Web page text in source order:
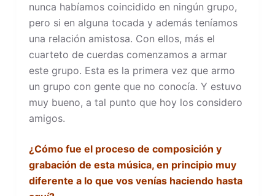
nunca habíamos coincidido en ningún grupo,
pero si en alguna tocada y además teníamos
una relación amistosa. Con ellos, más el
cuarteto de cuerdas comenzamos a armar
este grupo. Esta es la primera vez que armo
un grupo con gente que no conocía. Y estuvo
muy bueno, a tal punto que hoy los considero
amigos.
¿Cómo fue el proceso de composición y
grabación de esta música, en principio muy
diferente a lo que vos venías haciendo hasta